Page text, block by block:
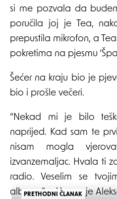
si me pozvala da
poručila joj je Tea,
prepustila mikrofon, a
pokretima na pjesmu
Šećer na kraju bio je
bio i prošle večeri.
“Nekad mi je bilo
naprijed. Kad sam te
nisam mogla
izvanzemaljac. Hvala ti
radio. Veselim se
albumu”, rekla mu je
PRETHODNI ČLANAK